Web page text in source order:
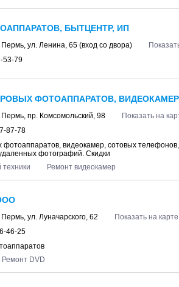
БЫТЦЕНТР, ИП
Пермь, ул. Ленина, 65 (вход со двора)
53-79
ФОТОАППАРАТОВ, ВИДЕОКАМЕР
Пермь, пр. Комсомольский, 98
Показать на
87-78
видеокамер, сотовых
фотографий. Скидки
Ремонт видеокамер
Пермь, ул. Луначарского, 62
Показать на карте
46-25
Ремонт DVD